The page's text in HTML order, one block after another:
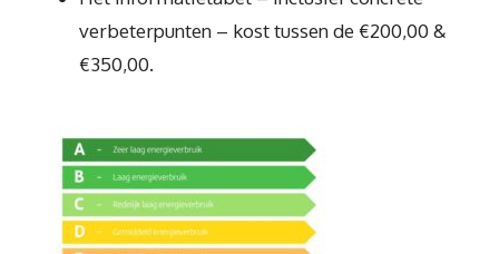
verbeterpunten – kost tussen de €200,00 &
€350,00.